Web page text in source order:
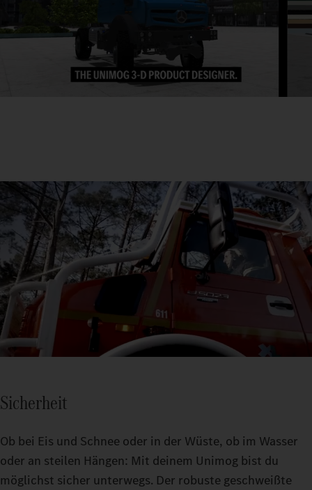
Sicherheit
Ob bei Eis und Schnee oder in der Wüste, ob im Wasser
oder an steilen Hängen: Mit deinem Unimog bist du
möglichst sicher unterwegs. Der robuste geschweißte